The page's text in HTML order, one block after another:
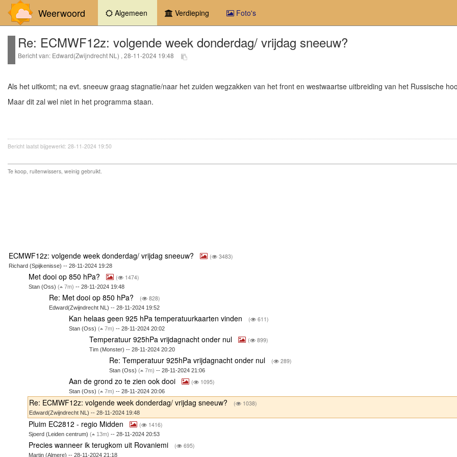
Weerwoord Algemeen (current)Verdieping Foto's
Re: ECMWF12z: volgende week donderdag/ vrijdag sneeuw?
Bericht van: Edward(Zwijndrecht NL) , 28-11-2024 19:48
Als het uitkomt; na evt. sneeuw graag stagnatie/naar het zuiden wegzakken van het front en westwaartse uitbreiding van het Russische
Maar dit zal wel niet in het programma staan.
Bericht laatst bijgewerkt: 28-11-2024 19:50
Te koop, ruitenwissers, weinig gebruikt.
ECMWF12z: volgende week donderdag/ vrijdag sneeuw? ( 3483)
Richard (Spijkenisse) -- 28-11-2024 19:28
Met dooi op 850 hPa? ( 1474)
Stan (Oss)( 7m) -- 28-11-2024 19:48
Re: Met dooi op 850 hPa? ( 828)
Edward(Zwijndrecht NL) -- 28-11-2024 19:52
Kan helaas geen 925 hPa temperatuurkaarten vinden ( 611)
Stan (Oss)( 7m) -- 28-11-2024 20:02
Temperatuur 925hPa vrijdagnacht onder nul ( 899)
Tim (Monster) -- 28-11-2024 20:20
Re: Temperatuur 925hPa vrijdagnacht onder nul ( 289)
Stan (Oss)( 7m) -- 28-11-2024 21:06
Aan de grond zo te zien ook dooi ( 1095)
Stan (Oss)( 7m) -- 28-11-2024 20:06
Re: ECMWF12z: volgende week donderdag/ vrijdag sneeuw? ( 1038)
Edward(Zwijndrecht NL) -- 28-11-2024 19:48
Pluim EC2812 - regio Midden ( 1416)
Sjoerd (Leiden centrum)( 13m) -- 28-11-2024 20:53
Precies wanneer ik terugkom uit Rovaniemi ( 695)
Martin (Almere) -- 28-11-2024 21:18